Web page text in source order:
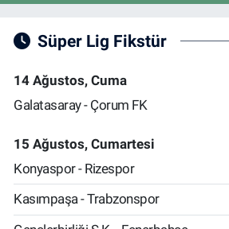
Süper Lig Fikstür
14 Ağustos, Cuma
Galatasaray - Çorum FK
15 Ağustos, Cumartesi
Konyaspor - Rizespor
Kasımpaşa - Trabzonspor